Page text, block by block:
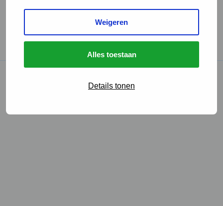
Weigeren
Alles toestaan
Details tonen
GGD Reisvaccinaties